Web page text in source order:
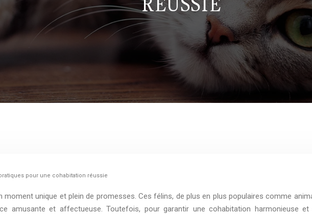
pour une cohabitation réussie
moment unique et plein de promesses. Ces félins, de plus en plus populaires comme
amusante et affectueuse. Toutefois, pour garantir une cohabitation harmonieuse